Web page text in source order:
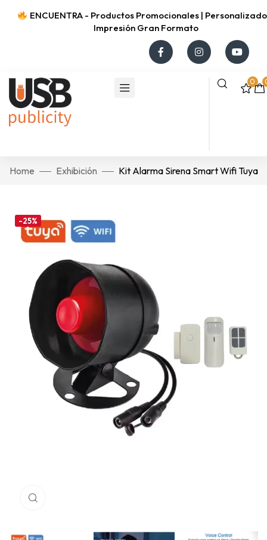
ENCUENTRA - Productos Promocionales |
Impresión Gran Formato
0
Home Exhibición Kit Alarma Sirena Smart Wifi Tuya
-25%